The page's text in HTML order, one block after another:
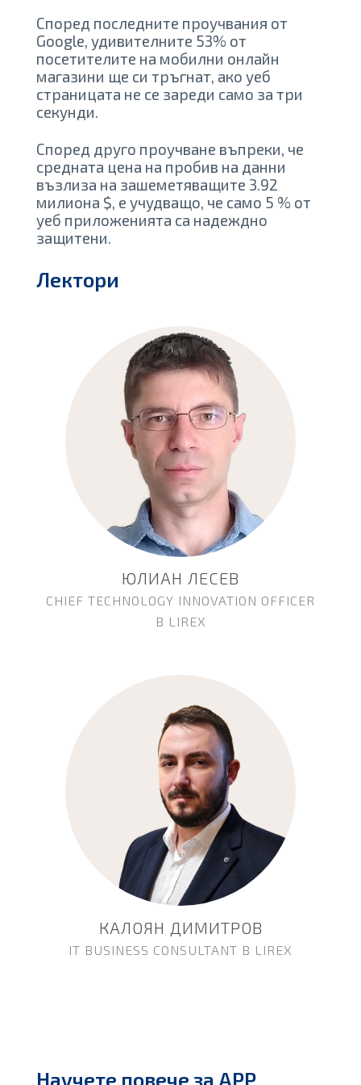
Според последните проучвания от
Google, удивителните 53% от
посетителите на мобилни онлайн
магазини ще си тръгнат, ако уеб
страницата не се зареди само за три
секунди.
Според друго проучване въпреки, че
средната цена на пробив на данни
възлиза на зашеметяващите 3.92
милиона $, е учудващо, че само 5 % от
уеб приложенията са надеждно
защитени.
Лектори
ЮЛИАН ЛЕСЕВ
CHIEF TECHNOLOGY INNOVATION OFFICER
В LIREX
КАЛОЯН ДИМИТРОВ
IT BUSINESS CONSULTANT В LIREX
Научете повече за APP